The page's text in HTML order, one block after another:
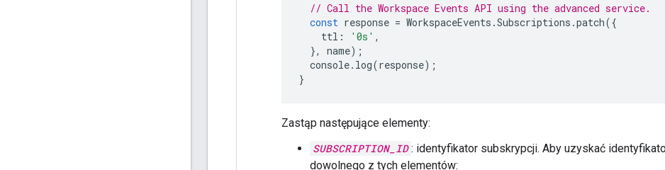
// Call the Workspace Events API using the advanced service.
const response = WorkspaceEvents .Subscriptions .patch({
ttl : '0s' ,
},
name);
console. log(response);
}
Zastąp następujące elementy:
SUBSCRIPTION_ID : identyfikator subskrypcji. Aby uzyskać
dowolnego z tych elementów: